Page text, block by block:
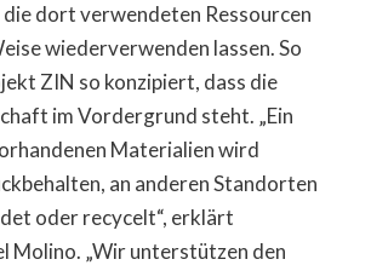
die dort verwendeten Ressourcen
wiederverwenden lassen. So
ZIN so konzipiert, dass die
im Vordergrund steht. „Ein
Materialien wird
an anderen Standorten
oder recycelt“, erklärt
Molino. „Wir unterstützen den